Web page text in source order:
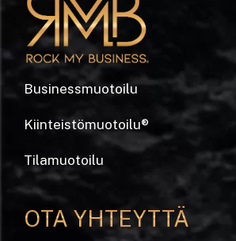
Businessmuotoilu
Kiinteistömuotoilu®
Tilamuotoilu
OTA YHTEYTTÄ